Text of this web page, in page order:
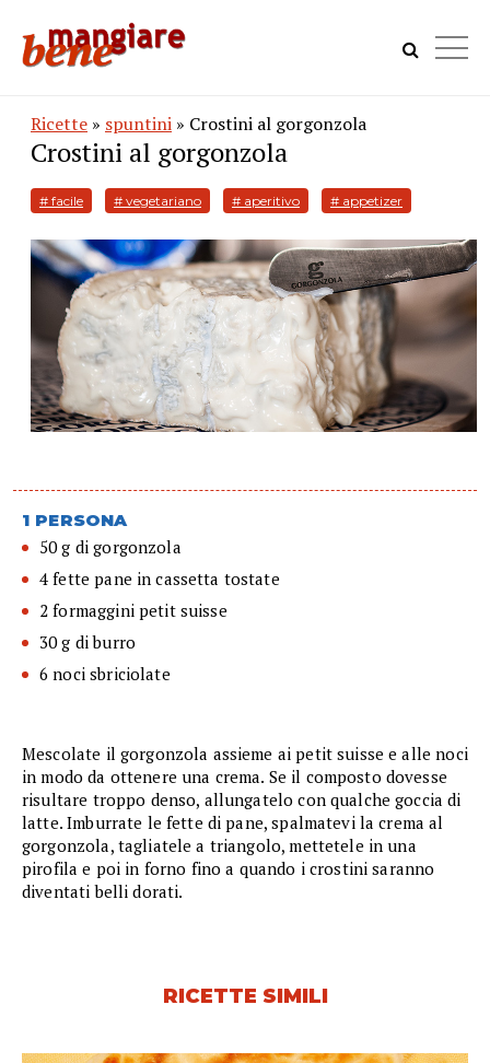
Ricette » spuntini » Crostini al gorgonzola
Crostini al gorgonzola
# facile # vegetariano # aperitivo # appetizer
1 PERSONA
50 g di gorgonzola
4 fette pane in cassetta tostate
2 formaggini petit suisse
30 g di burro
6 noci sbriciolate
Mescolate il gorgonzola assieme ai petit suisse e alle noci
in modo da ottenere una crema. Se il composto dovesse
risultare troppo denso, allungatelo con qualche goccia di
latte. Imburrate le fette di pane, spalmatevi la crema al
gorgonzola, tagliatele a triangolo, mettetele in una
pirofila e poi in forno fino a quando i crostini saranno
diventati belli dorati.
RICETTE SIMILI